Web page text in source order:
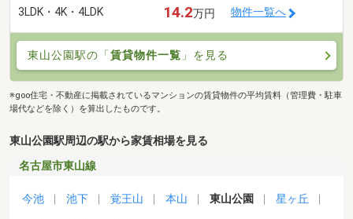
3LDK・4K・4LDK 14.2万円 物件一覧へ
東山公園駅の「賃貸物件一覧 」を見る
※goo住宅・不動産に掲載されているマンションの賃貸物件の平均賃料（管理費・駐車
場代などを除く）を算出したものです。
東山公園駅周辺の駅から家賃相場を見る
名古屋市東山線
今池 池下 覚王山 本山 東山公園 星ヶ丘